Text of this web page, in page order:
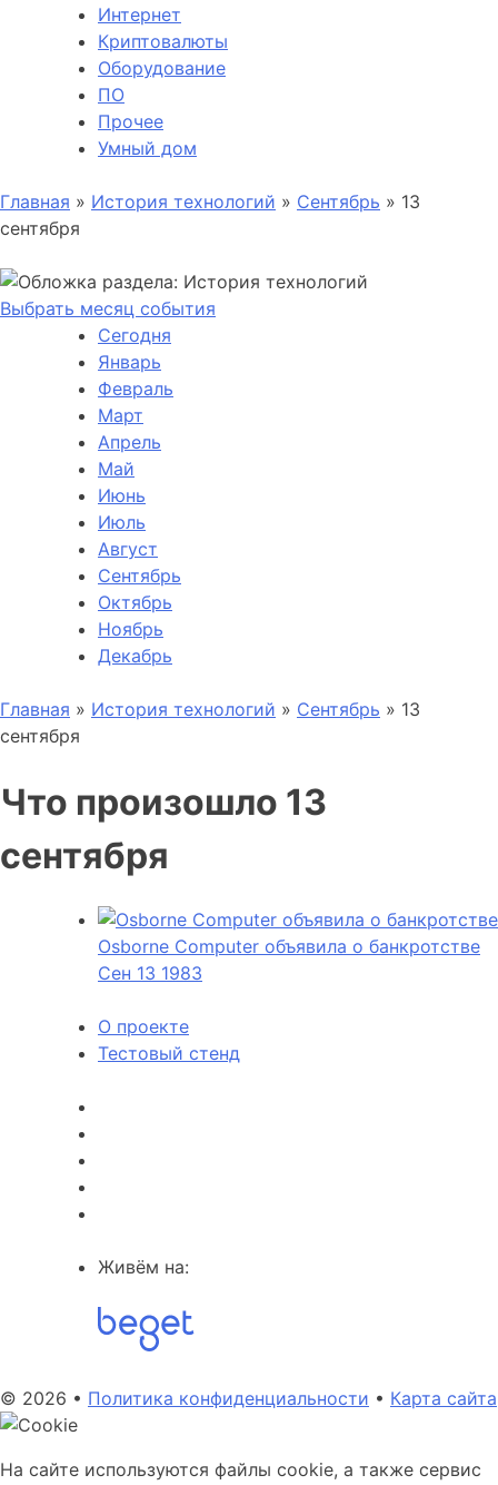
Интернет
Криптовалюты
Оборудование
ПО
Прочее
Умный дом
Главная » История технологий » Сентябрь » 13
сентября
Выбрать месяц события
Сегодня
Январь
Февраль
Март
Апрель
Май
Июнь
Июль
Август
Сентябрь
Октябрь
Ноябрь
Декабрь
Главная » История технологий » Сентябрь » 13
сентября
Что произошло 13
сентября
Osborne Computer объявила о банкротстве
Сен 13 1983
О проекте
Тестовый стенд
Живём на:
© 2026 • Политика конфиденциальности • Карта сайта
На сайте используются файлы cookie, а также сервис